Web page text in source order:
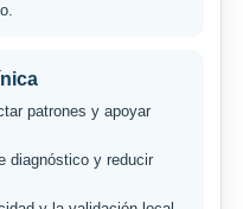
patrones y apoyar
diagnóstico y reducir